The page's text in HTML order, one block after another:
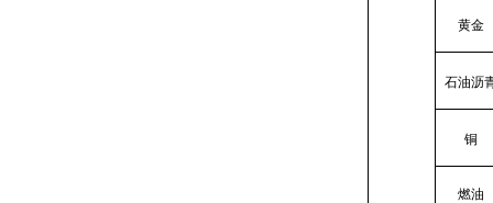
黄金
石油沥
铜
燃油